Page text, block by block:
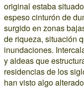
original estaba
espeso cinturón de
surgido en zonas
de riqueza, situación
inundaciones.
y aldeas que
residencias de los
han visto algo